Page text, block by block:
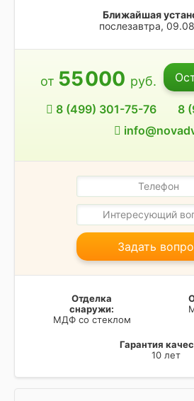
Ближайшая
послезавтра,
от 55000 руб.
8 (499) 301-75-76
8
Задать
Отделка
снаружи:
МДФ со стеклом
Гарантия
10 лет